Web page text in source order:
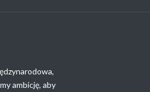
ambicję, aby